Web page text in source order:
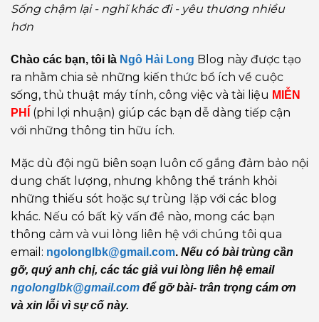
Sống chậm lại - nghĩ khác đi - yêu thương nhiều
hơn
Chào các bạn, tôi là Ngô Hải Long Blog này được tạo
ra nhằm chia sẻ những kiến thức bổ ích về cuộc
sống, thủ thuật máy tính, công việc và tài liệu MIỄN
PHÍ
(phi lợi nhuận) giúp các bạn dễ dàng tiếp cận
với những thông tin hữu ích.
Mặc dù đội ngũ biên soạn luôn cố gắng đảm bảo nội
dung chất lượng, nhưng không thể tránh khỏi
những thiếu sót hoặc sự trùng lặp với các blog
khác. Nếu có bất kỳ vấn đề nào, mong các bạn
thông cảm và vui lòng liên hệ với chúng tôi qua
email: ngolonglbk@gmail.com. Nếu có bài trùng cần
gỡ, quý anh chị, các tác giả vui lòng liên hệ email
ngolonglbk@gmail.com để gỡ bài- trân trọng cám ơn
và xin lỗi vì sự cố này.